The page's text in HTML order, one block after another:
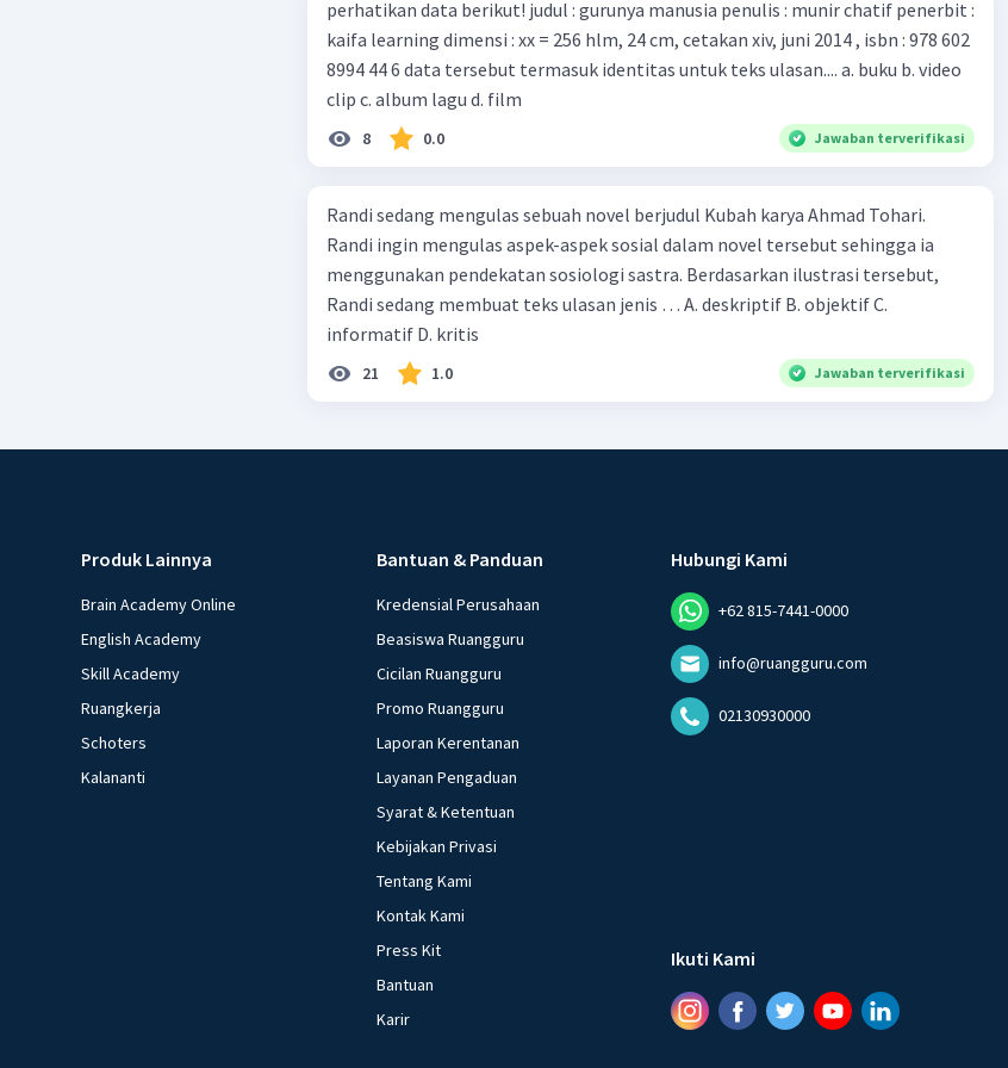
perhatikan data berikut! judul : gurunya manusia penulis : munir chatif penerbit :
kaifa learning dimensi : xx = 256 hlm, 24 cm, cetakan xiv, juni 2014 , isbn : 978 602
8994 44 6 data tersebut termasuk identitas untuk teks ulasan.... a. buku b. video
clip c. album lagu d. film
8 0.0 Jawaban terverifikasi
Randi sedang mengulas sebuah novel berjudul Kubah karya Ahmad Tohari.
Randi ingin mengulas aspek-aspek sosial dalam novel tersebut sehingga ia
menggunakan pendekatan sosiologi sastra. Berdasarkan ilustrasi tersebut,
Randi sedang membuat teks ulasan jenis … A. deskriptif B. objektif C.
informatif D. kritis
21 1.0 Jawaban terverifikasi
Produk Lainnya
Brain Academy Online
English Academy
Skill Academy
Ruangkerja
Schoters
Kalananti
Bantuan & Panduan
Kredensial Perusahaan
Beasiswa Ruangguru
Cicilan Ruangguru
Promo Ruangguru
Laporan Kerentanan
Layanan Pengaduan
Syarat & Ketentuan
Kebijakan Privasi
Tentang Kami
Kontak Kami
Press Kit
Bantuan
Karir
Hubungi Kami
+62 815-7441-0000
info@ruangguru.com
02130930000
Ikuti Kami